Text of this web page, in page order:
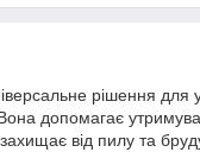
рішення для
допомагає
від пилу та